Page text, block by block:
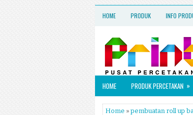
HOME PRODUK INFO
HOME PRODUK PERCETAKAN »
Home »pembuatan roll up